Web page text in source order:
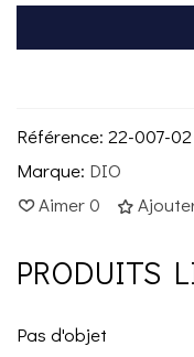
Référence: 22-007-02
Marque: DIO
Aimer0
PRODUITS
Pas d'objet